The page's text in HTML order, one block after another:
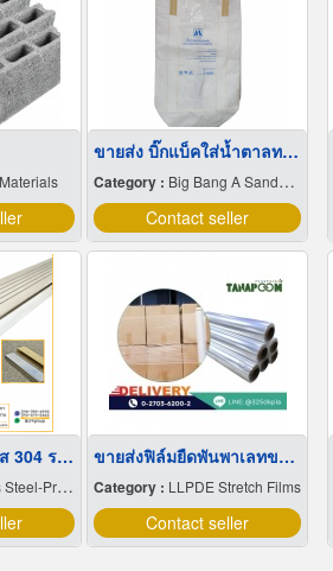
ขายส่ง บิ๊กแบ็คใส่น้ำตาลทราย สมุทรปราการ
Category : Big Bang A Sandbag.
Contact seller
จมูกบันไดสแตนเลส 304 ราคาโรงงาน
Products
ขายส่งฟิล์มยืดพันพาเลทขนาดพันด้วยมือ Hand wrap
Category : LLPDE Stretch Films
Contact seller